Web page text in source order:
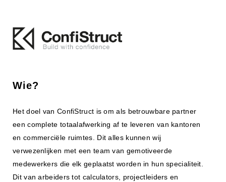
Wie?
Het doel van ConfiStruct is om als betrouwbare partner
een complete totaalafwerking af te leveren van kantoren
en commerciële ruimtes. Dit alles kunnen wij
verwezenlijken met een team van gemotiveerde
medewerkers die elk geplaatst worden in hun specialiteit.
Dit van arbeiders tot calculators, projectleiders en